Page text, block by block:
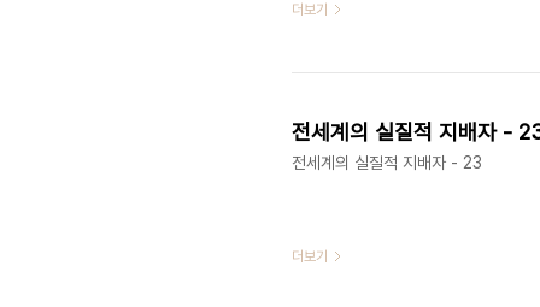
더보기
전세계의 실질적 지배자 -
전세계의 실질적 지배자 - 23
더보기